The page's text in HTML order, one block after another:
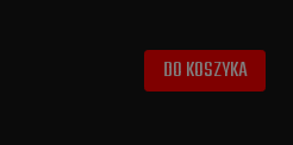
DO KOSZYKA